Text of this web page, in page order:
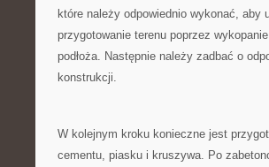
które ⁤należy odpowiednio ⁢wykonać,⁢
przygotowanie terenu poprzez
podłoża. Następnie należy zadbać o
konstrukcji.
W kolejnym kroku konieczne jest
cementu, piasku i kruszywa. Po